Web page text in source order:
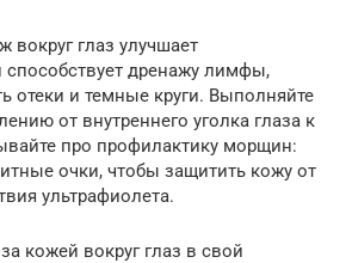
вокруг глаз улучшает
дренажу лимфы,
отеки и темные круги. Выполняйте
от внутреннего уголка глаза к
про профилактику морщин:
очки, чтобы защитить кожу от
ультрафиолета.
кожей вокруг глаз в свой